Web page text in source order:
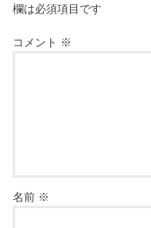
欄は必須項目です
コメント ※
名前 ※